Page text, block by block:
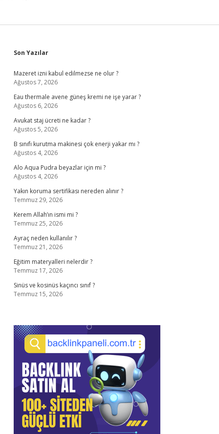
Sidebar
Son Yazılar
Mazeret izni kabul edilmezse ne olur ?
Ağustos 7, 2026
Eau thermale avene güneş kremi ne işe yarar ?
Ağustos 6, 2026
Avukat staj ücreti ne kadar ?
Ağustos 5, 2026
B sınıfı kurutma makinesi çok enerji yakar mı ?
Ağustos 4, 2026
Alo Aqua Pudra beyazlar için mi ?
Ağustos 4, 2026
Yakın koruma sertifikası nereden alınır ?
Temmuz 29, 2026
Kerem Allah’ın ismi mi ?
Temmuz 25, 2026
Ayraç neden kullanılır ?
Temmuz 21, 2026
Eğitim materyalleri nelerdir ?
Temmuz 17, 2026
Sinüs ve kosinüs kaçıncı sınıf ?
Temmuz 15, 2026